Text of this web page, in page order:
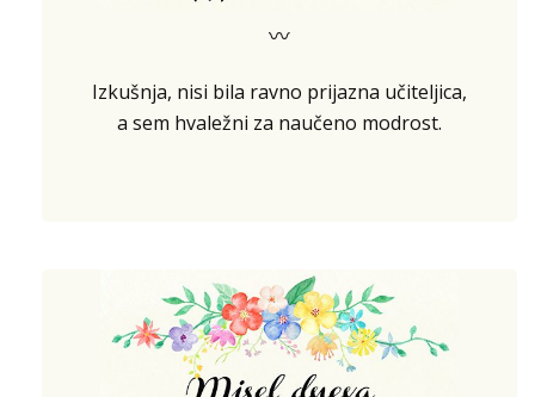
〰
Izkušnja, nisi bila ravno prijazna učiteljica,
a sem hvaležni za naučeno modrost.